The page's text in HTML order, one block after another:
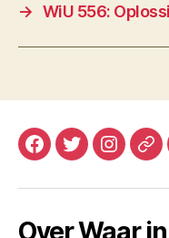
→ WiU 556:
Facebook
Twitter
Over Waar